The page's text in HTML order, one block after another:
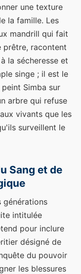
une texture
la famille. Les
mandrill qui fait
racontent
la sécheresse et
singe ; il est le
Simba sur
arbre qui refuse
vivants que les
surveillent le
Sang et de
générations
intitulée
pour inclure
désigné de
du pouvoir
les blessures